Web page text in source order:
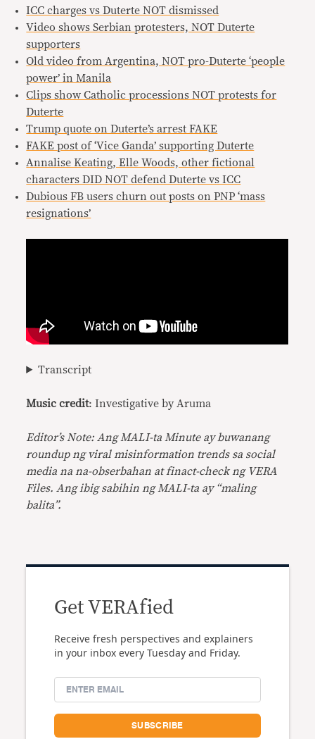
ICC charges vs Duterte NOT dismissed
Video shows Serbian protesters, NOT Duterte
supporters
Old video from Argentina, NOT pro-Duterte ‘people
power’ in Manila
Clips show Catholic processions NOT protests for
Duterte
Trump quote on Duterte’s arrest FAKE
FAKE post of ‘Vice Ganda’ supporting Duterte
Annalise Keating, Elle Woods, other fictional
characters DID NOT defend Duterte vs ICC
Dubious FB users churn out posts on PNP ‘mass
resignations’
Transcript
Music credit: Investigative by Aruma
Editor’s Note: Ang MALI-ta Minute ay buwanang
roundup ng viral misinformation trends sa social
media na na-obserbahan at finact-check ng VERA
Files. Ang ibig sabihin ng MALI-ta ay “maling
balita”.
Get VERAfied
Receive fresh perspectives and explainers
in your inbox every Tuesday and Friday.